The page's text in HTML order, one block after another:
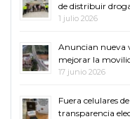
de distribuir
1 julio 2026
Anuncian nueva
mejorar la
17 junio 2026
Fuera celulares
transparencia